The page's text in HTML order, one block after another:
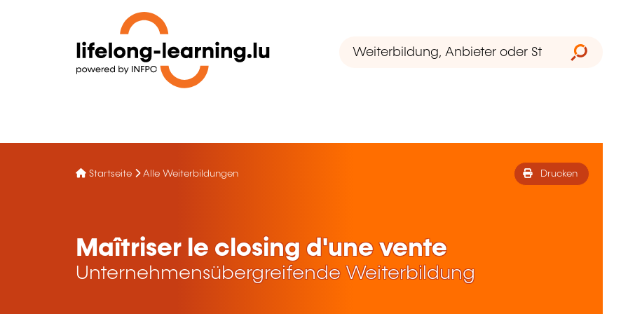
Startseite Alle Weiterbildungen Drucken
Maîtriser le closing d'une vente
Unternehmensübergreifende Weiterbildung